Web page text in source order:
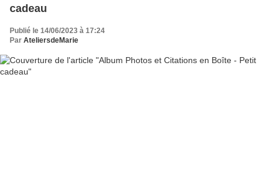
cadeau
Publié le 14/06/2023 à 17:24
Par AteliersdeMarie